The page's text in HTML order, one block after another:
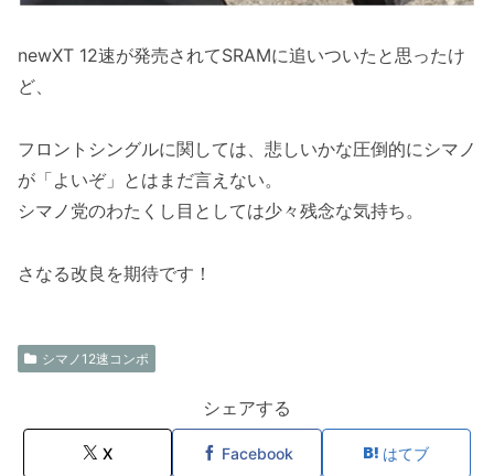
newXT 12速が発売されてSRAMに追いついたと思ったけ
ど、
フロントシングルに関しては、悲しいかな圧倒的にシマノ
が「よいぞ」とはまだ言えない。
シマノ党のわたくし目としては少々残念な気持ち。
さなる改良を期待です！
シマノ12速コンポ
シェアする
X Facebook はてブ